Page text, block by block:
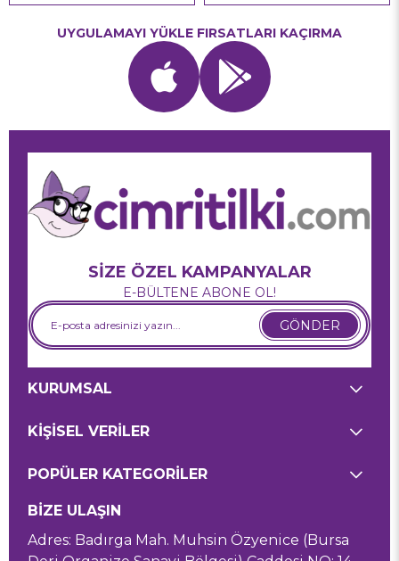
UYGULAMAYI YÜKLE FIRSATLARI KAÇIRMA
SİZE ÖZEL KAMPANYALAR
E-BÜLTENE ABONE OL!
GÖNDER
KURUMSAL
KİŞİSEL VERİLER
POPÜLER KATEGORİLER
BİZE ULAŞIN
Adres: Badırga Mah. Muhsin Özyenice (Bursa